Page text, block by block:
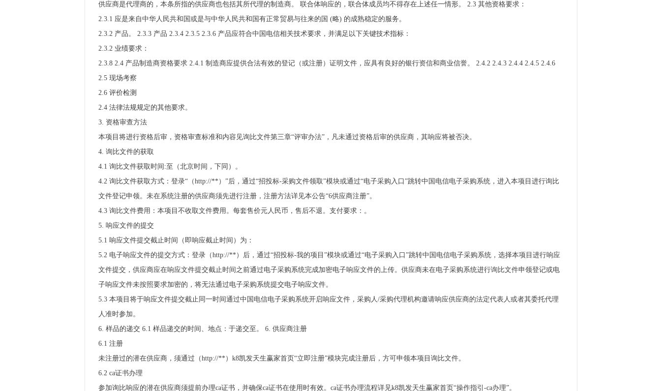
供应商是代理商的，本条所指的供应商也包括其所代理的制造商。 联合体响应的，联合体成员均不得存在上述任一情形。 2.3 其他资格要求：
2.3.1 应是来自中华人民共和国或是与中华人民共和国有正常贸易与往来的国 (略) 的成熟稳定的服务。
2.3.2 产品。 2.3.3 产品 2.3.4 2.3.5 2.3.6 产品应符合中国电信相关技术要求，并满足以下关键技术指标：
2.3.2 业绩要求：
2.3.8 2.4 产品制造商资格要求 2.4.1 制造商应提供合法有效的登记（或注册）证明文件，应具有良好的银行资信和商业信誉。 2.4.2 2.4.3 2.4.4 2.4.5 2.4.6
2.5 现场考察
2.6 评价检测
2.4 法律法规规定的其他要求。
3. 资格审查方法
本项目将进行资格后审，资格审查标准和内容见询比文件第三章“评审办法”，凡未通过资格后审的供应商，其响应将被否决。
4. 询比文件的获取
4.1 询比文件获取时间:至（北京时间，下同）。
4.2 询比文件获取方式：登录“（http://**）”后，通过“招投标-采购文件领取”模块或通过“电子采购入口”跳转中国电信电子采购系统，进入本项目进行询比
文件登记申领。未在系统注册的供应商须先进行注册，注册方法详见本公告“6供应商注册”。
4.3 询比文件费用：本项目不收取文件费用。每套售价元人民币，售后不退。支付要求：。
5. 响应文件的提交
5.1 响应文件提交截止时间（即响应截止时间）为：
5.2 电子响应文件的提交方式：登录（http://**）后，通过“招投标-我的项目”模块或通过“电子采购入口”跳转中国电信电子采购系统，选择本项目进行响应
文件提交，供应商应在响应文件提交截止时间之前通过电子采购系统完成加密电子响应文件的上传。供应商未在电子采购系统进行询比文件申领登记或电
子响应文件未按照要求加密的，将无法通过电子采购系统提交电子响应文件。
5.3 本项目将于响应文件提交截止同一时间通过中国电信电子采购系统开启响应文件，采购人/采购代理机构邀请响应供应商的法定代表人或者其委托代理
人准时参加。
6. 样品的递交 6.1 样品递交的时间、地点：于递交至。 6. 供应商注册
6.1 注册
未注册过的潜在供应商，须通过（http://**）k8凯发天生赢家首页“立即注册”模块完成注册后，方可申领本项目询比文件。
6.2 ca证书办理
参加询比响应的潜在供应商须提前办理ca证书，并确保ca证书在使用时有效。ca证书办理流程详见k8凯发天生赢家首页“操作指引-ca办理”。